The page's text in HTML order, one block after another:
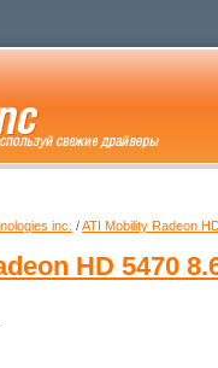
inc. /ATI Mobility Radeon
HD 5470